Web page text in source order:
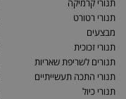
תנורי קרמיקה
תנורי רטורט
מבצעים
תנורי זכוכית
תנורים לשריפת שאריות
תנורי התכה תעשייתיים
תנורי כיול